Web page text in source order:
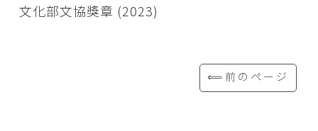
文化部文協獎章 (2023)
⟸前のページ